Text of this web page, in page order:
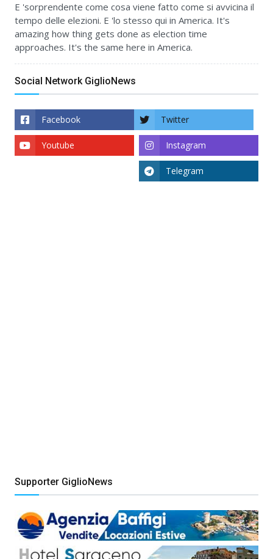
E 'sorprendente come cosa viene fatto come si avvicina il
tempo delle elezioni. E 'lo stesso qui in America. It's
amazing how thing gets done as election time
approaches. It's the same here in America.
Social Network GiglioNews
Facebook Twitter
Instagram
Youtube
Telegram
Supporter GiglioNews